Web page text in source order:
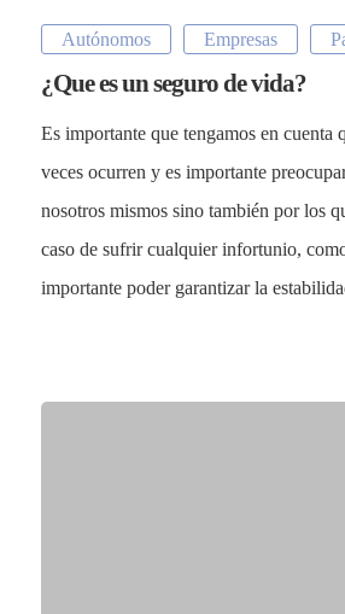
Autónomos Empresas
¿Que es un seguro de vida?
Es importante que tengamos en cuenta
veces ocurren y es importante
nosotros mismos sino también por los
caso de sufrir cualquier infortunio,
importante poder garantizar la